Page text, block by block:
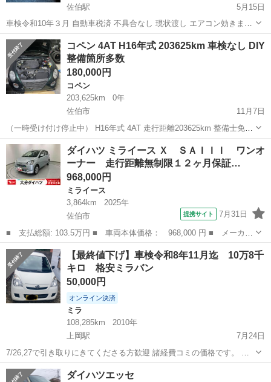
佐伯駅
5月15日
車検令和10年３月 自動車税済 不具合なし 現状渡し エアコン効きます
3,000キロ毎にオイル交換 エンジンマウント、ラジエーター、ファン
ベルト足回りブーツ交換済 タイヤ溝あり、アルミホイール ヘッドラ...
大分 佐伯市 ミラジーノ ダイハツミラジーノ
コペン 4AT H16年式 203625km 車検なし DIY
整備箇所多数
180,000円
コペン
203,625km
0年
佐伯市
11月7日
（一時受け付け停止中） H16年式 4AT 走行距離203625km 整備士免許
なしの素人がDIY整備した箇所多数。 3月末にナンバー返却したので車
検ありません、自賠責も切れています。 一時抹消での引き渡しにな...
大分 佐伯市 コペン
ダイハツ ミライース Ｘ ＳＡＩＩＩ ワンオ
ーナー 走行距離無制限１２ヶ月保証…
968,000円
ミライース
3,864km
2025年
佐伯市
提携サイト 7月31日
■ 支払総額: 103.5万円 ■ 車両本体価格： 968,000 円 ■ メーカー
名： ダイハツ ■ 車種名： ミライース ■ グレード名： Ｘ Ｓ
ＡＩＩＩ ワンオーナー 走行距離無制限１２ヶ月保証付き 衝突軽
減ブレーキ...
大分 佐伯市 ミライース
【最終値下げ】車検令和8年11月迄 10万8千
キロ 格安ミラバン
50,000円
オンライン決済
ミラ
108,285km
2010年
上岡駅
7月24日
7/26,27で引き取りにきてくださる方歓迎 諸経費コミの価格です。 車
検は来年の11月まで残ってます 名義変更だけでok 乗って帰れます 値
下げや分割交渉はお受けしておりません。 現車確認に来て、直接値下
大分 佐伯市 上岡駅
ダイハツエッセ